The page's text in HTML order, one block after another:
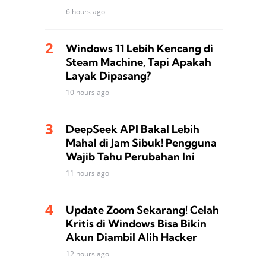
6 hours ago
Windows 11 Lebih Kencang di
Steam Machine, Tapi Apakah
Layak Dipasang?
10 hours ago
DeepSeek API Bakal Lebih
Mahal di Jam Sibuk! Pengguna
Wajib Tahu Perubahan Ini
11 hours ago
Update Zoom Sekarang! Celah
Kritis di Windows Bisa Bikin
Akun Diambil Alih Hacker
12 hours ago